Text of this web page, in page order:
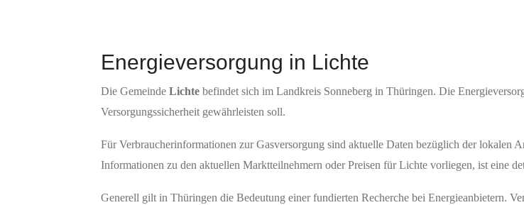
Energieversorgung in Lichte
Die Gemeinde Lichte befindet sich im Landkreis Sonneberg in Thüringen. Die
Versorgungssicherheit gewährleisten soll.
Für Verbraucherinformationen zur Gasversorgung sind aktuelle Daten bezüglich der lokalen
Informationen zu den aktuellen Marktteilnehmern oder Preisen für Lichte vorliegen, ist eine
Generell gilt in Thüringen die Bedeutung einer fundierten Recherche bei Energieanbietern.